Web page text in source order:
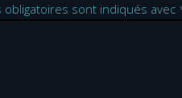
obligatoires sont indiqués avec